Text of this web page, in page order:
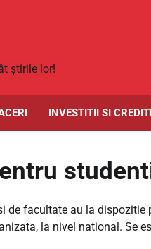
știrile lor!
INVESTITII SI
de facultate au la
la nivel national. Se